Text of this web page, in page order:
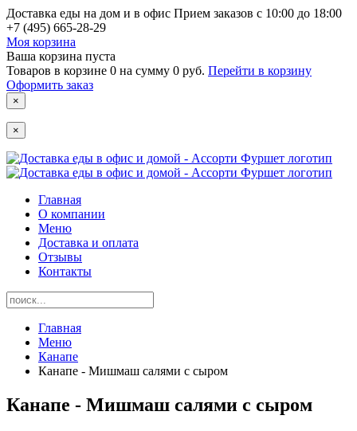
Доставка еды на дом и в офис Прием заказов с 10:00 до 18:00
+7 (495) 665-28-29
Моя корзина
Ваша корзина пуста
Товаров в корзине 0 на сумму 0 руб. Перейти в корзину
Оформить заказ
×
×
Главная
О компании
Меню
Доставка и оплата
Отзывы
Контакты
Главная
Меню
Канапе
Канапе - Мишмаш салями с сыром
Канапе - Мишмаш салями с сыром